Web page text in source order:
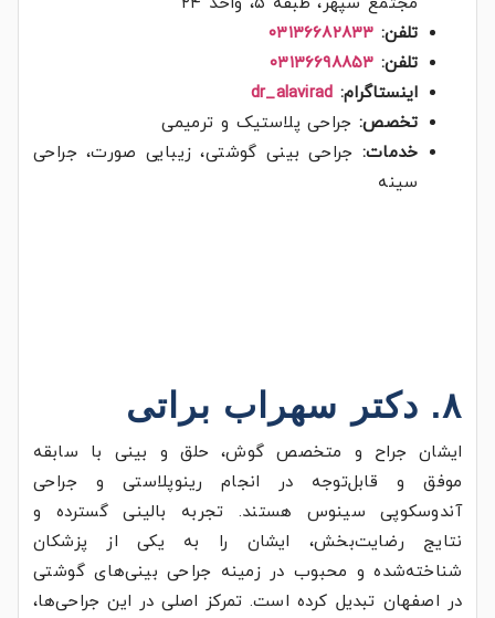
تلفن: ۰۳۱۳۶۶۸۲۸۳۳
تلفن:۰۳۱۳۶۶۹۸۸۵۳
اینستاگرام: dr_alavirad
تخصص:جراحی پلاستیک و ترمیمی
خدمات: جراحی بینی گوشتی، زیبایی صورت، جراحی
سینه
۸. دکتر سهراب براتی
ایشان جراح و متخصص گوش، حلق و بینی با سابقه
موفق و قابل‌توجه در انجام رینوپلاستی و جراحی
آندوسکوپی سینوس هستند. تجربه بالینی گسترده و
نتایج رضایت‌بخش، ایشان را به یکی از پزشکان
شناخته‌شده و محبوب در زمینه جراحی بینی‌های گوشتی
در اصفهان تبدیل کرده است. تمرکز اصلی در این جراحی‌ها،